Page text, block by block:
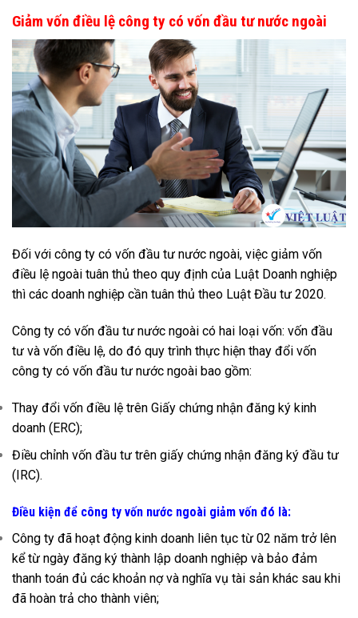
Giảm vốn điều lệ công ty có vốn đầu tư nước ngoài
Đối với công ty có vốn đầu tư nước ngoài, việc giảm vốn
điều lệ ngoài tuân thủ theo quy định của Luật Doanh nghiệp
thì các doanh nghiệp cần tuân thủ theo Luật Đầu tư 2020.
Công ty có vốn đầu tư nước ngoài có hai loại vốn: vốn đầu
tư và vốn điều lệ, do đó quy trình thực hiện thay đổi vốn
công ty có vốn đầu tư nước ngoài bao gồm:
Thay đổi vốn điều lệ trên Giấy chứng nhận đăng ký kinh
doanh (ERC);
Điều chỉnh vốn đầu tư trên giấy chứng nhận đăng ký đầu tư
(IRC).
Điều kiện để công ty vốn nước ngoài giảm vốn đó là:
Công ty đã hoạt động kinh doanh liên tục từ 02 năm trở lên
kể từ ngày đăng ký thành lập doanh nghiệp và bảo đảm
thanh toán đủ các khoản nợ và nghĩa vụ tài sản khác sau khi
đã hoàn trả cho thành viên;